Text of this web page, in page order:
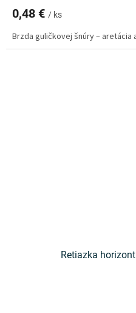
0,48 € / ks
Brzda guličkovej šnúry – aretácia
Retiazka